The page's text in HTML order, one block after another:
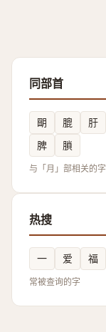
同部首
朙 膍 䏏
脾
䐝
与「月」部相关的字
热搜
一 爱 福
常被查询的字